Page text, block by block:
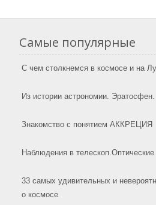
Самые популярные
С чем столкнемся в космосе и на
Из истории астрономии. Эратосфен.
Знакомство с понятием АККРЕЦИЯ
Наблюдения в
33 самых удивительных и
о космосе